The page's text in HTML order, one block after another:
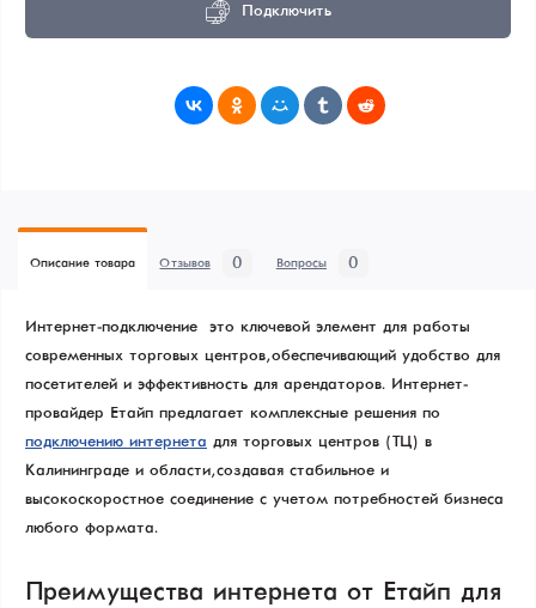
Подключить
Описание товара Отзывов 0 Вопросы 0
Интернет-подключение — это ключевой элемент для работы
современных торговых центров, обеспечивающий удобство для
посетителей и эффективность для арендаторов. Интернет-
провайдер Етайп предлагает комплексные решения по
подключению интернета для торговых центров (ТЦ) в
Калининграде и области, создавая стабильное и
высокоскоростное соединение с учетом потребностей бизнеса
любого формата.
Преимущества интернета от Етайп для